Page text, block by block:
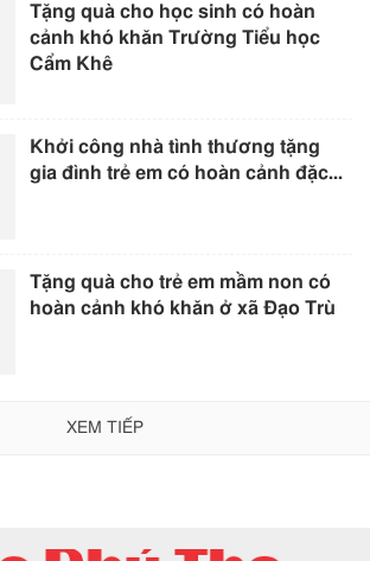
Tặng quà cho học sinh có hoàn
cảnh khó khăn Trường Tiểu học
Cẩm Khê
Khởi công nhà tình thương tặng
gia đình trẻ em có hoàn cảnh đặc...
Tặng quà cho trẻ em mầm non có
hoàn cảnh khó khăn ở xã Đạo Trù
XEM TIẾP